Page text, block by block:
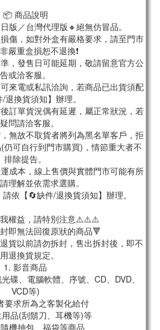
📦 商品說明
版／台灣代理版🔸絕無仿冒品。
傷，如對外盒有嚴格要求，請至門市
嚴重盒損恕不退換❗
，發售日可能延期，敬請留意官方公
告或洽客服。
來電或私訊洽詢，若商品已出貨須配
退換貨須知】辦理。
訂單貨況偶有延遲，屬正常狀況，若
問請洽客服。
無故不取貨者將列為黑名單客戶，拒
可自行到門市購買)，情節重大者不
排除提告。
成本，線上售價與實體門市可能有所
理解並依需求選購。
依【🔄缺件/退換貨須知】辦理。
權益，請特別注意⚠️⚠️⚠️
即無法回復原狀的商品🔻
貨以前請勿拆封，售出拆封後，即不
退換貨規定。
1. 影音商品
碟、電腦軟體、序號、CD、DVD、
VCD等)
要求所為之客製化給付
品(刮鬍刀、耳機等)等
機抽包、福袋等商品